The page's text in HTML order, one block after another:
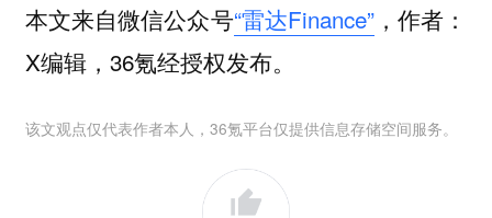
本文来自微信公众号“雷达Finance”，作者：
X编辑，36氪经授权发布。
该文观点仅代表作者本人，36氪平台仅提供信息存储空间服务。